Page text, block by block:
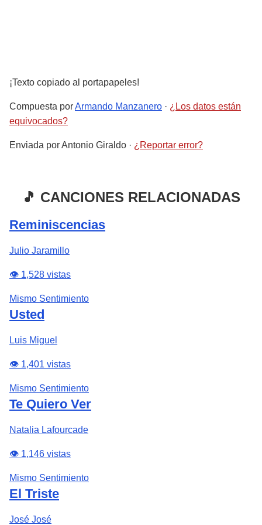
¡Texto copiado al portapapeles!
Compuesta porArmando Manzanero · ¿Los datos están
equivocados?
Enviada porAntonio Giraldo · ¿Reportar error?
🎵 CANCIONES RELACIONADAS
Reminiscencias
Julio Jaramillo
👁️ 1,528 vistas
Mismo Sentimiento
Usted
Luis Miguel
👁️ 1,401 vistas
Mismo Sentimiento
Te Quiero Ver
Natalia Lafourcade
👁️ 1,146 vistas
Mismo Sentimiento
El Triste
José José